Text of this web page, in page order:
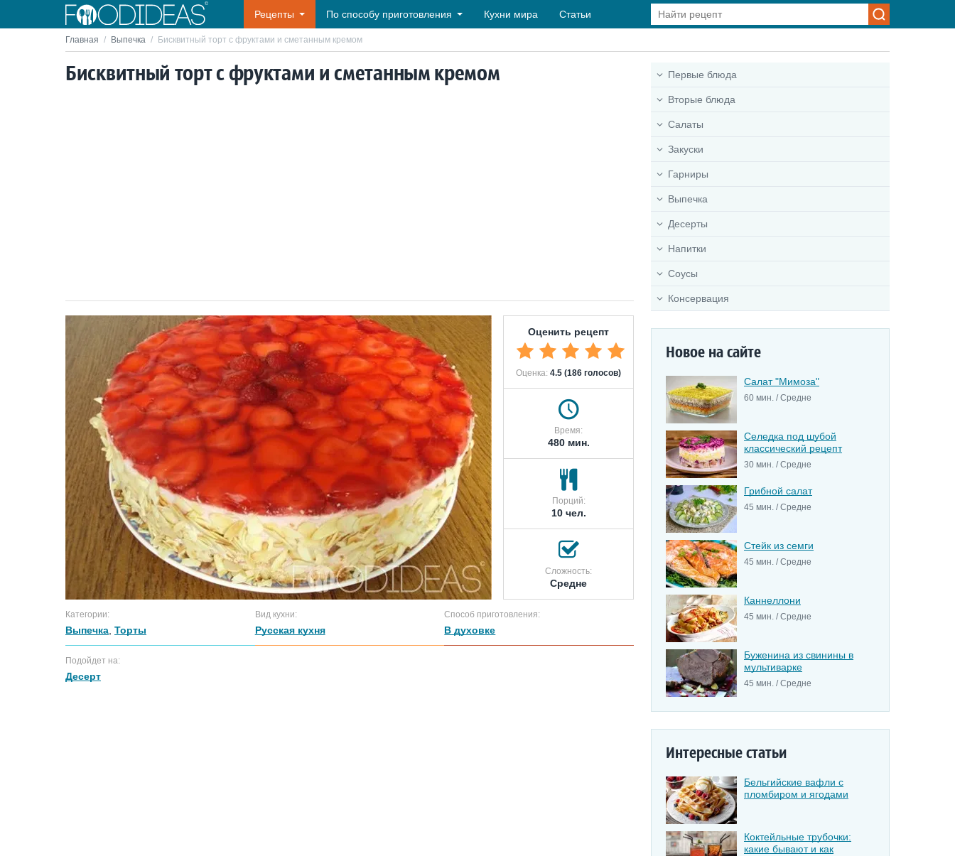
Рецепты По способу приготовления Кухни мира Статьи
Главная / Выпечка / Бисквитный торт с фруктами и сметанным кремом
Бисквитный торт с фруктами и сметанным кремом
Оценить рецепт
Оценка: 4.5 (186 голосов)
Время:
480 мин.
Порций:
10 чел.
Сложность:
Средне
Категории:
Выпечка Торты
Вид кухни:
Русская кухня
Способ приготовления:
В духовке
Подойдет на:
Десерт
Первые блюда
Вторые блюда
Салаты
Закуски
Гарниры
Выпечка
Десерты
Напитки
Соусы
Консервация
Новое на сайте
Салат "Мимоза"
60 мин. / Средне
Селедка под шубой
классический рецепт
30 мин. / Средне
Грибной салат
45 мин. / Средне
Стейк из семги
45 мин. / Средне
Каннеллони
45 мин. / Средне
Буженина из свинины в
мультиварке
45 мин. / Средне
Интересные статьи
Бельгийские вафли с
пломбиром и ягодами
Коктейльные трубочки:
какие бывают и как